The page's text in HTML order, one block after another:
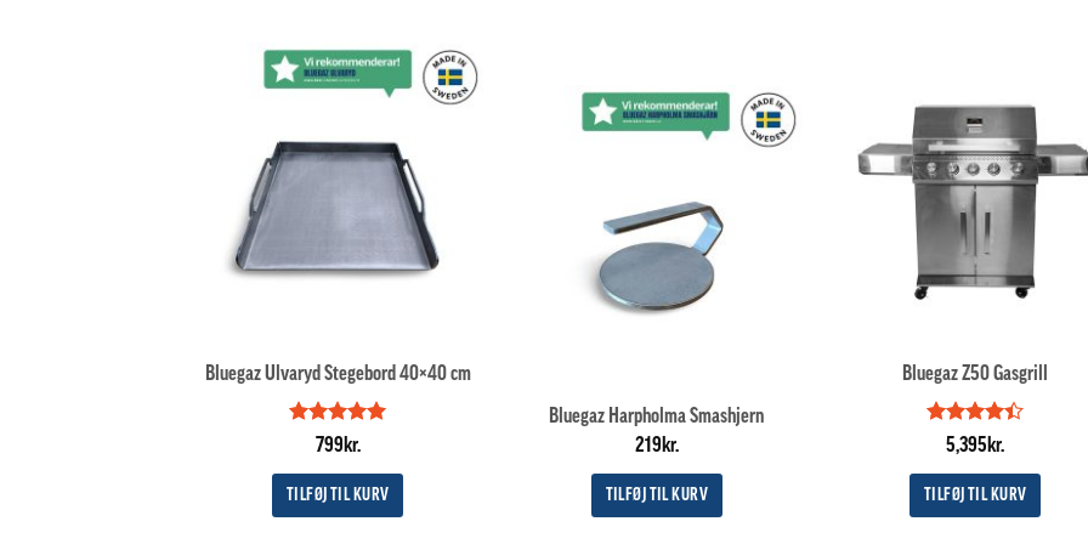
Bluegaz Ulvaryd Stegebord 40×40 cm
Vurderet
799kr.
TILFØJ TIL KURV
Bluegaz Harpholma Smashjern
219kr.
TILFØJ TIL KURV
Bluegaz Z50 Gasgrill
Vurderet
ud af
5
5,395kr.
TILFØJ TIL KURV